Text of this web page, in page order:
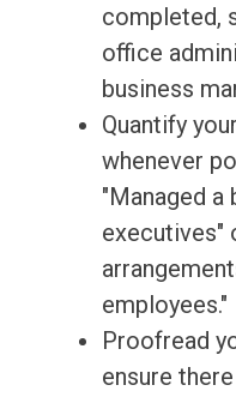
completed,
office
business
Quantify
whenever
"Managed a
executives"
employees."
Proofread
ensure